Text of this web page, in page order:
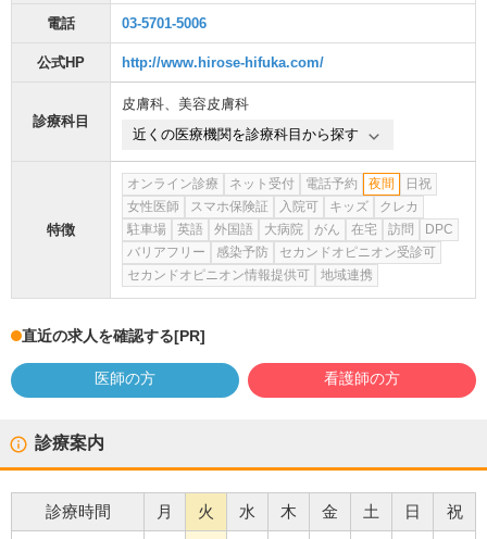
電話 03-5701-5006
公式HP http://www.hirose-hifuka.com/
診療科目
皮膚科、 美容皮膚科
近くの医療機関を診療科目から探す
特徴
オンライン診療 ネット受付 電話予約 夜間
日祝
女性医師
スマホ保険証 入院可 キッズ
クレカ
駐車場
英語 外国語 大病院 がん 在宅 訪問
DPC
バリアフリー
感染予防
セカンドオピニオン受診可
セカンドオピニオン情報提供可
地域連携
直近の求人を確認する[PR]
医師の方 看護師の方
診療案内
診療時間 月 火 水 木 金 土 日 祝